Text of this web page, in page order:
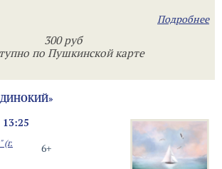
Подробнее
300 руб
по Пушкинской карте
13:25
6+